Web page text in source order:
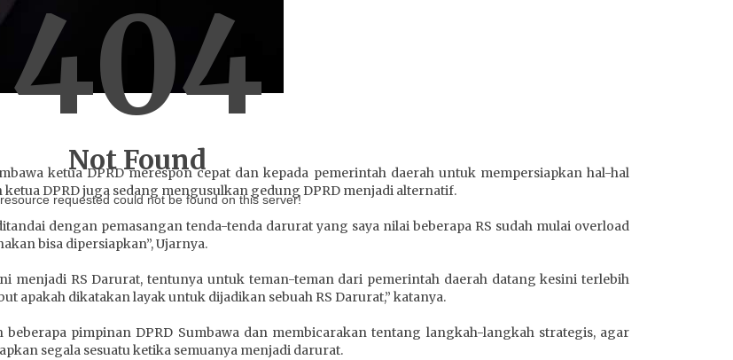
ketua DPRD merespon cepat dan kepada pemerintah daerah untuk mempersiapkan hal-hal
DPRD juga sedang mengusulkan gedung DPRD menjadi alternatif.
dengan pemasangan tenda-tenda darurat yang saya nilai beberapa RS sudah mulai overload
bisa dipersiapkan”, Ujarnya.
menjadi RS Darurat, tentunya untuk teman-teman dari pemerintah daerah datang kesini terlebih
apakah dikatakan layak untuk dijadikan sebuah RS Darurat,” katanya.
pimpinan DPRD Sumbawa dan membicarakan tentang langkah-langkah strategis, agar
segala sesuatu ketika semuanya menjadi darurat.
404
Not Found
requested could not be found on this server!